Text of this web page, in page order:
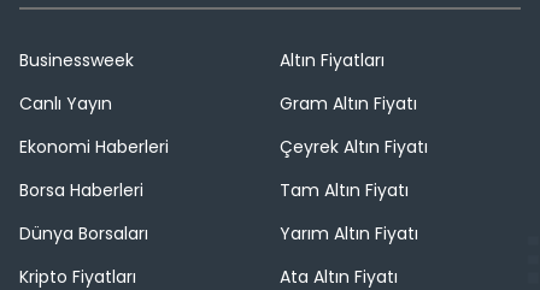
Businessweek
Canlı Yayın
Ekonomi Haberleri
Borsa Haberleri
Dünya Borsaları
Kripto Fiyatları
Altın Fiyatları
Gram Altın Fiyatı
Çeyrek Altın Fiyatı
Tam Altın Fiyatı
Yarım Altın Fiyatı
Ata Altın Fiyatı